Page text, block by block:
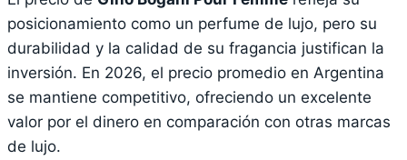
posicionamiento como un perfume de lujo, pero su
durabilidad y la calidad de su fragancia justifican la
inversión. En 2026, el precio promedio en Argentina
se mantiene competitivo, ofreciendo un excelente
valor por el dinero en comparación con otras marcas
de lujo.